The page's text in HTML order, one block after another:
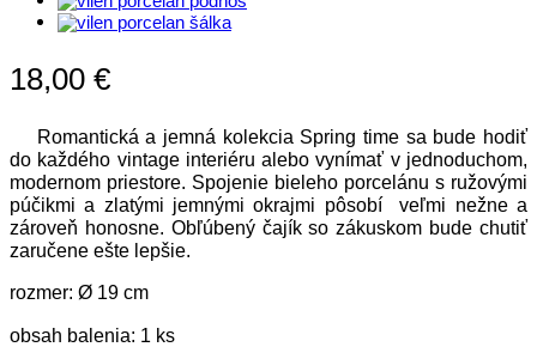
18,00 €
Romantická a jemná kolekcia Spring time sa bude hodiť
do každého vintage interiéru alebo vynímať v jednoduchom,
modernom priestore. Spojenie bieleho porcelánu s ružovými
púčikmi a zlatými jemnými okrajmi pôsobí veľmi nežne a
zároveň honosne. Obľúbený čajík so zákuskom bude chutiť
zaručene ešte lepšie.
rozmer: Ø 19 cm
obsah balenia: 1 ks